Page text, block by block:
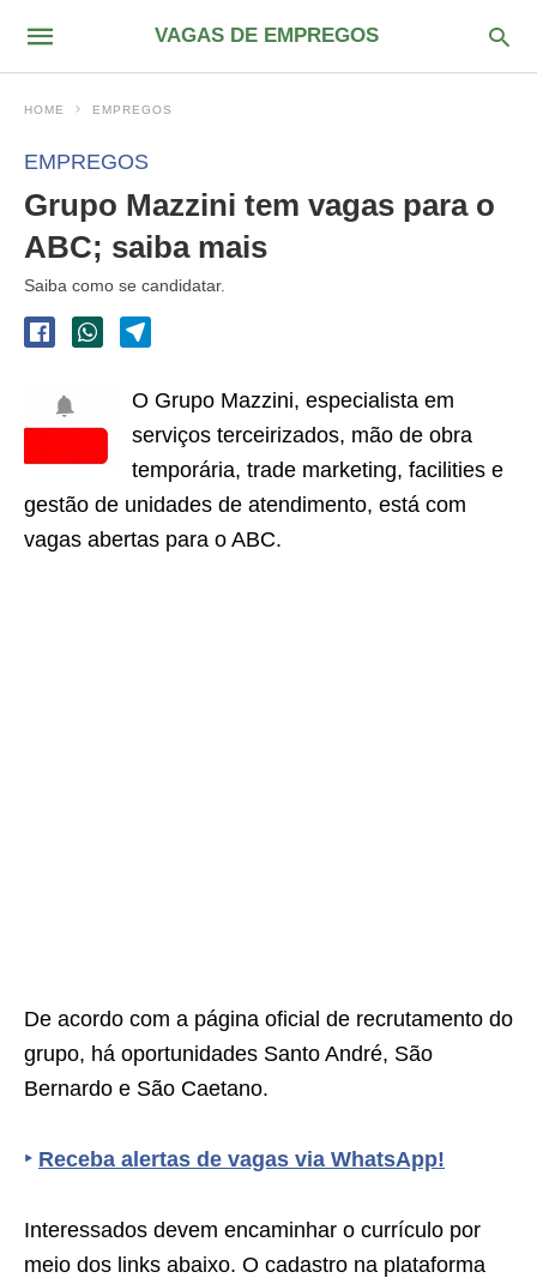
VAGAS DE EMPREGOS
HOME EMPREGOS
EMPREGOS
Grupo Mazzini tem vagas para o
ABC; saiba mais
Saiba como se candidatar.
O Grupo Mazzini, especialista em
serviços terceirizados, mão de obra
temporária, trade marketing, facilities e
gestão de unidades de atendimento, está com
vagas abertas para o ABC.
De acordo com a página oficial de recrutamento do
grupo, há oportunidades Santo André, São
Bernardo e São Caetano.
‣ Receba alertas de vagas via WhatsApp!
Interessados devem encaminhar o currículo por
meio dos links abaixo. O cadastro na plataforma